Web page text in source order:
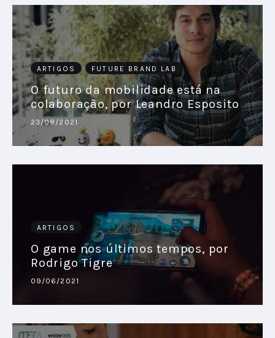
ARTIGOS FUTURE BRAND LAB
O futuro da mobilidade está na
colaboração, por Leandro Esposito
23/08/2021
ARTIGOS
O game nos últimos tempos, por
Rodrigo Tigre
09/06/2021